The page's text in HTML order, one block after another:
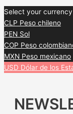
Select your currency
CLP Peso chileno
PEN Sol
COP Peso
MXN Peso mexicano
USD Dólar de los